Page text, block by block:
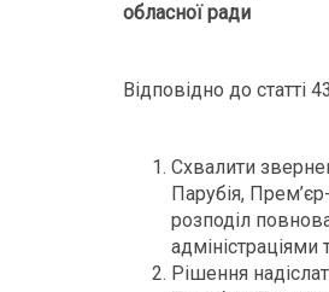
обласної ради
Відповідно до статті
Схвалити
Парубія,
розподіл
Рішення